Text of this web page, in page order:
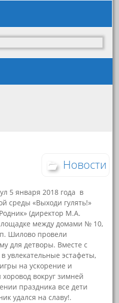
Новости
января 2018 года в
среды «Выходи гулять!»
(директор М.А.
между домами № 10,
Шилово провели
для детворы. Вместе с
увлекательные эстафеты,
на ускорение и
вокруг зимней
праздника все дети
удался на славу!.